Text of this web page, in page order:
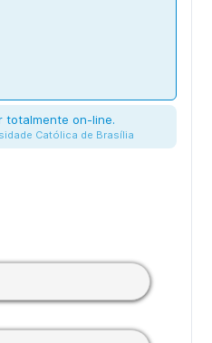
totalmente on-line.
Católica de Brasília